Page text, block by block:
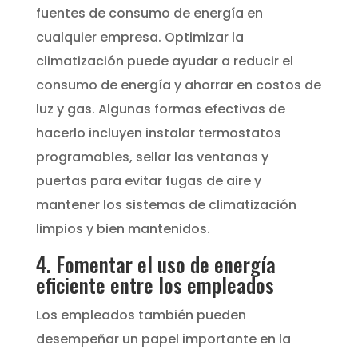
fuentes de consumo de energía en
cualquier empresa. Optimizar la
climatización puede ayudar a reducir el
consumo de energía y ahorrar en costos de
luz y gas. Algunas formas efectivas de
hacerlo incluyen instalar termostatos
programables, sellar las ventanas y
puertas para evitar fugas de aire y
mantener los sistemas de climatización
limpios y bien mantenidos.
4. Fomentar el uso de energía
eficiente entre los empleados
Los empleados también pueden
desempeñar un papel importante en la